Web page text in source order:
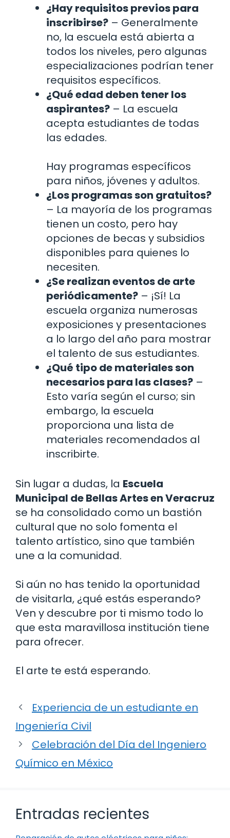
¿Hay requisitos previos para
inscribirse? – Generalmente
no, la escuela está abierta a
todos los niveles, pero algunas
especializaciones podrían tener
requisitos específicos.
¿Qué edad deben tener los
aspirantes? – La escuela
acepta estudiantes de todas
las edades.
Hay programas específicos
para niños, jóvenes y adultos.
¿Los programas son gratuitos?
– La mayoría de los programas
tienen un costo, pero hay
opciones de becas y subsidios
disponibles para quienes lo
necesiten.
¿Se realizan eventos de arte
periódicamente? – ¡Sí! La
escuela organiza numerosas
exposiciones y presentaciones
a lo largo del año para mostrar
el talento de sus estudiantes.
¿Qué tipo de materiales son
necesarios para las clases? –
Esto varía según el curso; sin
embargo, la escuela
proporciona una lista de
materiales recomendados al
inscribirte.
Sin lugar a dudas, la Escuela
Municipal de Bellas Artes en Veracruz
se ha consolidado como un bastión
cultural que no solo fomenta el
talento artístico, sino que también
une a la comunidad.
Si aún no has tenido la oportunidad
de visitarla, ¿qué estás esperando?
Ven y descubre por ti mismo todo lo
que esta maravillosa institución tiene
para ofrecer.
El arte te está esperando.
Experiencia de un estudiante en
Ingeniería Civil
Celebración del Día del Ingeniero
Químico en México
Entradas recientes